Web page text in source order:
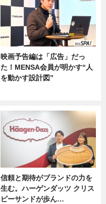
映画予告編は「広告」だっ
た！MENSA会員が明かす“人
を動かす設計図”
信頼と期待がブランドの力を
生む。ハーゲンダッツ クリス
ピーサンドが歩ん…